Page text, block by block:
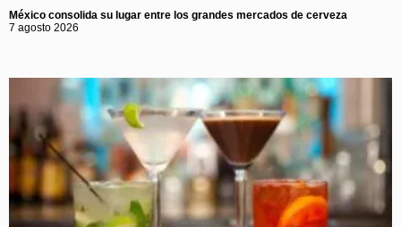
México consolida su lugar entre los grandes mercados de cerveza
7 agosto 2026